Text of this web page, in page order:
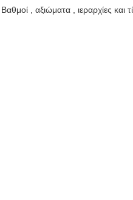
Βαθμοί , αξιώματα , ιεραρχίες και